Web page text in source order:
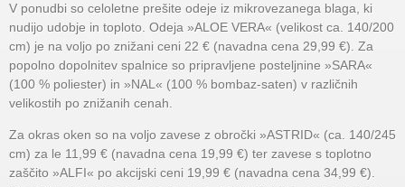
V ponudbi so celoletne prešite odeje iz mikrovezanega blaga, ki
nudijo udobje in toploto. Odeja »ALOE VERA« (velikost ca. 140/200
cm) je na voljo po znižani ceni 22 € (navadna cena 29,99 €). Za
popolno dopolnitev spalnice so pripravljene posteljnine »SARA«
(100 % poliester) in »NAL« (100 % bombaz-saten) v različnih
velikostih po znižanih cenah.
Za okras oken so na voljo zavese z obročki »ASTRID« (ca. 140/245
cm) za le 11,99 € (navadna cena 19,99 €) ter zavese s toplotno
zaščito »ALFI« po akcijski ceni 19,99 € (navadna cena 34,99 €).